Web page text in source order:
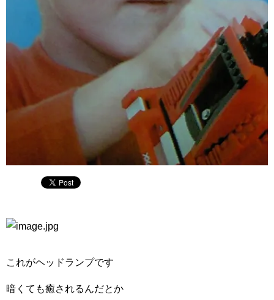
これがヘッドランプです
暗くても癒されるんだとか